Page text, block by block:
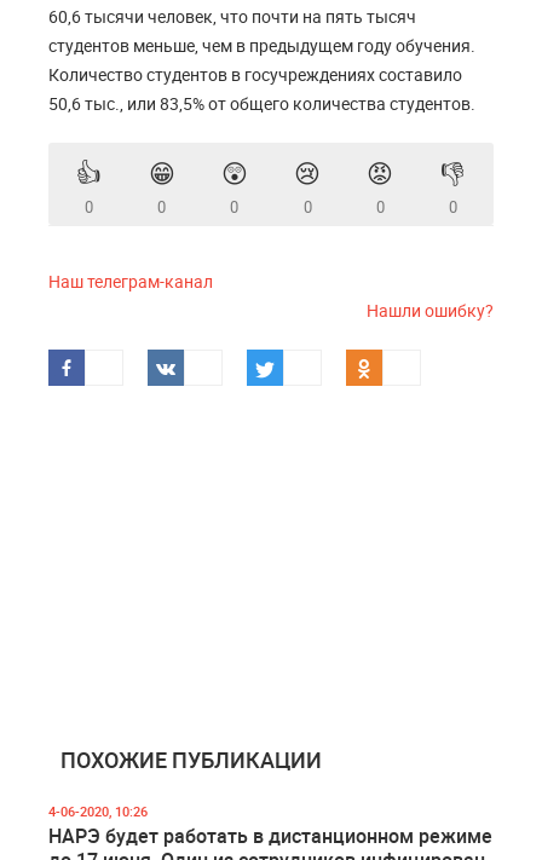
60,6 тысячи человек, что почти на пять тысяч
студентов меньше, чем в предыдущем году обучения.
Количество студентов в госучреждениях составило
50,6 тыс., или 83,5% от общего количества студентов.
👍
0
😁
0
😲
0
😢
0
😡
0
👎
0
Наш телеграм-канал
Нашли ошибку?
ПОХОЖИЕ ПУБЛИКАЦИИ
4-06-2020, 10:26
НАРЭ будет работать в дистанционном режиме